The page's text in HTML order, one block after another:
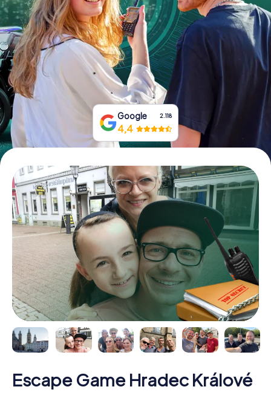
Boek tickets
Koop cadeaubonnen
Google 2.118
4,4
Escape Game Hradec Králové